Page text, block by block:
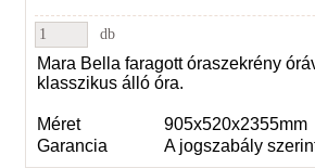
db
Mara Bella faragott óraszekrény
klasszikus álló óra.
Méret
905x520x2355mm
Garancia
A jogszabály